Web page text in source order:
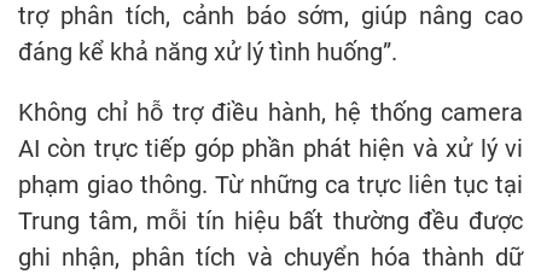
trợ phân tích, cảnh báo sớm, giúp nâng cao
đáng kể khả năng xử lý tình huống”.
Không chỉ hỗ trợ điều hành, hệ thống camera
AI còn trực tiếp góp phần phát hiện và xử lý vi
phạm giao thông. Từ những ca trực liên tục tại
Trung tâm, mỗi tín hiệu bất thường đều được
ghi nhận, phân tích và chuyển hóa thành dữ